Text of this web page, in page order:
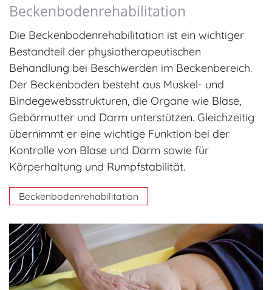
Beckenbodenrehabilitation
Die Beckenbodenrehabilitation ist ein wichtiger
Bestandteil der physiotherapeutischen
Behandlung bei Beschwerden im Beckenbereich.
Der Beckenboden besteht aus Muskel- und
Bindegewebsstrukturen, die Organe wie Blase,
Gebärmutter und Darm unterstützen. Gleichzeitig
übernimmt er eine wichtige Funktion bei der
Kontrolle von Blase und Darm sowie für
Körperhaltung und Rumpfstabilität.
Beckenbodenrehabilitation